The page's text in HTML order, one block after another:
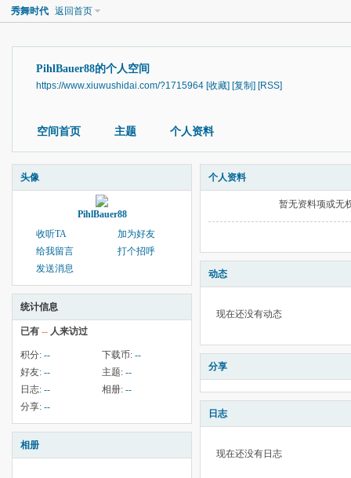
秀舞时代 返回首页
PihlBauer88的个人空间
https://www.xiuwushidai.com/?1715964 [收藏] [复制] [RSS]
空间首页 主题 个人资料
头像
PihlBauer88
收听TA
加为好友
给我留言
打个招呼
发送消息
统计信息
已有 -- 人来访过
积分: -- 下载币: --
好友: -- 主题: --
日志: -- 相册: --
分享: --
相册
个人资料
暂无资料项或无
动态
现在还没有动态
分享
日志
现在还没有日志